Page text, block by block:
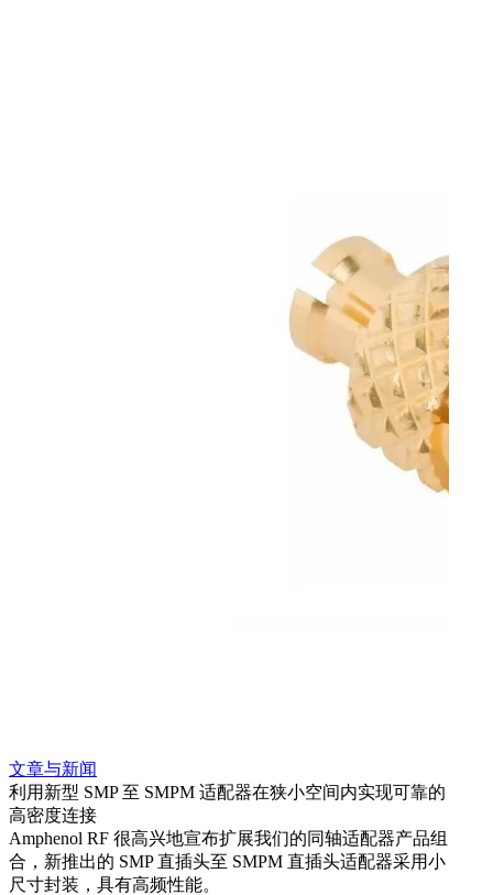
文章与新闻
利用新型 SMP 至 SMPM 适配器在狭小空间内实现可靠的
高密度连接
Amphenol RF 很高兴地宣布扩展我们的同轴适配器产品组
合，新推出的 SMP 直插头至 SMPM 直插头适配器采用小
尺寸封装，具有高频性能。